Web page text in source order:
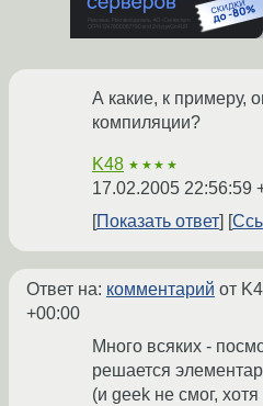
А какие, к примеру,
компиляции?
K48 ★★★★
17.02.2005 22:56:59
Показать ответ
Ответ на: комментарий от
+00:00
Много всяких -
решается
(и geek не смог,